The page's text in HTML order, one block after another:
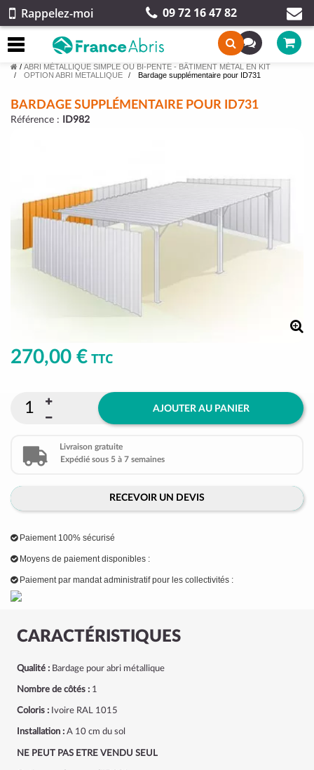
Rappelez-moi 09 72 16 47 82
/ ABRI MÉTALLIQUE SIMPLE OU BI-PENTE - BÂTIMENT MÉTAL EN KIT
OPTION ABRI METALLIQUE
Bardage supplémentaire pour ID731
BARDAGE SUPPLÉMENTAIRE POUR ID731
Référence : ID982
CARACTÉRISTIQUES
Qualité : Bardage pour abri métallique
Nombre de côtés : 1
Coloris : Ivoire RAL 1015
Installation : A 10 cm du sol
NE PEUT PAS ETRE VENDU SEUL
270,00 € TTC
AJOUTER AU PANIER
Livraison gratuite
Expédié sous 5 à 7 semaines
RECEVOIR UN DEVIS
Paiement 100% sécurisé
Moyens de paiement disponibles :
Paiement par mandat administratif pour les collectivités :